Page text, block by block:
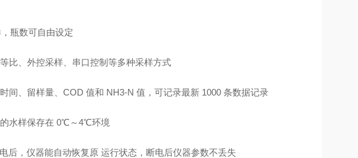
瓶数可自由设定
比、外控采样、串口控制等多种采样方式
间、留样量、 COD 值和 NH3-N 值，可记录最新 1000 条数据记录
水样保存在 0℃～4℃环境
后，仪器能自动恢复原 运行状态，断电后仪器参数不丢失